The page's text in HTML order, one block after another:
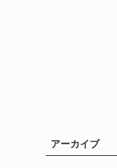
アーカイブ